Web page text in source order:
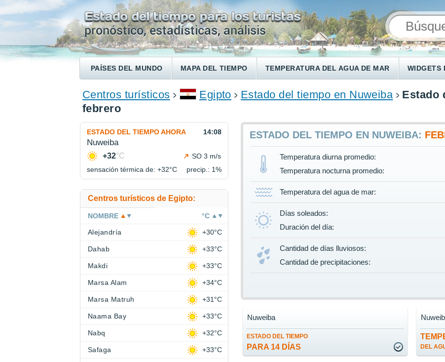
PAÍSES DEL MUNDO MAPA DEL TIEMPO TEMPERATURA DEL AGUA DE MAR WIDGETS
ENCONTRAR UN HOTEL
Centros turísticos Egipto Estado del tiempo en Nuweiba
Estado
febrero
ESTADO DEL TIEMPO EN NUWEIBA:
Temperatura diurna promedio:
Temperatura nocturna promedio:
Temperatura del agua de mar:
Días soleados:
Duración del día:
Cantidad de días lluviosos:
Cantidad de precipitaciones:
ESTADO DEL TIEMPO
PARA 14 DÍAS
Nuweiba
DEL
ESTADO DEL TIEMPO AHORA 14:08
Nuweiba
+32°C
SO 3 m/s
sensación térmica de: +32°C precip.: 1%
Centros turísticos de Egipto:
NOMBRE °C
Alejandría +30°C
Dahab +33°C
Makdi +33°C
Marsa Alam +34°C
Marsa Matruh +31°C
Naama Bay +33°C
Nabq +32°C
Safaga +33°C